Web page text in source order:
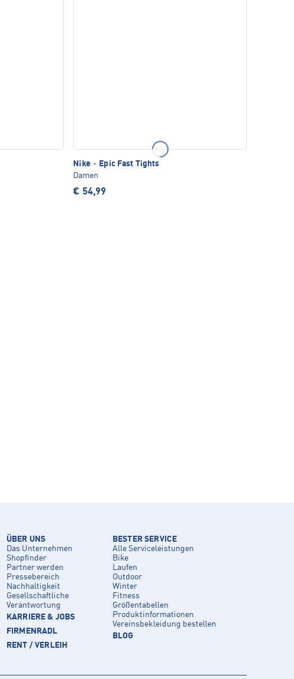
Nike ·
Epic Fast Tights
Damen
€ 54,99
ÜBER UNS
Das Unternehmen
Shopfinder
Partner werden
Pressebereich
Nachhaltigkeit
Gesellschaftliche
Verantwortung
KARRIERE & JOBS
FIRMENRADL
RENT / VERLEIH
BESTER SERVICE
Alle Serviceleistungen
Bike
Laufen
Outdoor
Winter
Fitness
Größentabellen
Produktinformationen
Vereinsbekleidung bestellen
BLOG